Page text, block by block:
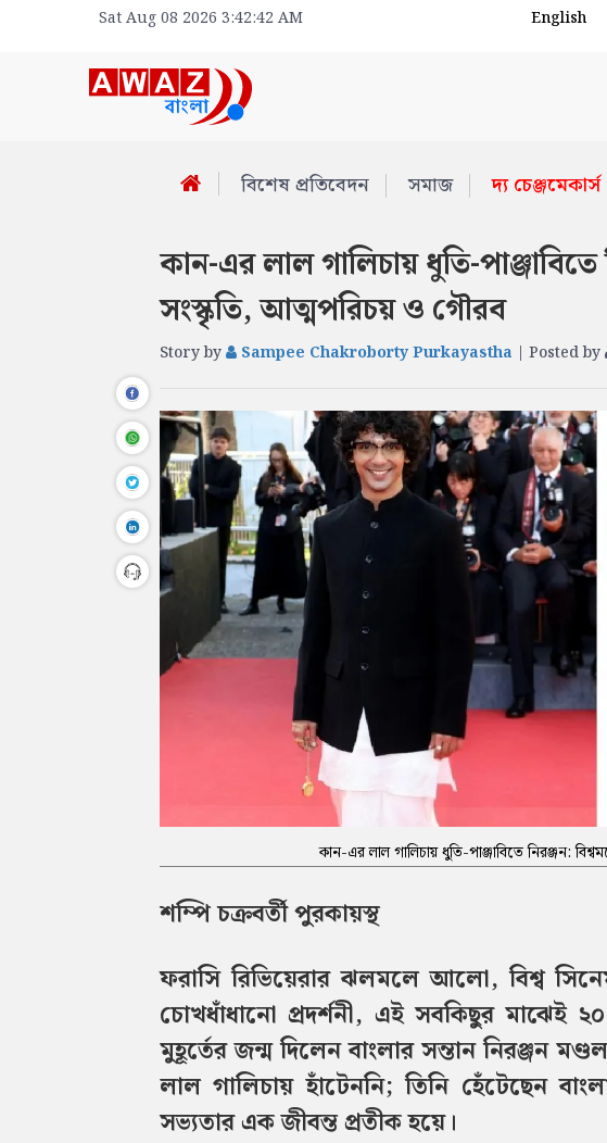
Sat Aug 08 2026 3:42:42 AM English
বিশেষ প্রতিবেদন সমাজ দ্য চেঞ্জমেকার্স
কান-এর লাল গালিচায় ধুতি-পাঞ্জাবিতে
সংস্কৃতি, আত্মপরিচয় ও গৌরব
Story by Sampee Chakroborty Purkayastha | Posted by
কান-এর লাল গালিচায় ধুতি-পাঞ্জাবিতে নিরঞ্জন:
শম্পি চক্রবর্তী পুরকায়স্থ
ফরাসি রিভিয়েরার ঝলমলে আলো, বিশ্ব
চোখধাঁধানো প্রদর্শনী, এই সবকিছুর মাঝেই
মুহূর্তের জন্ম দিলেন বাংলার সন্তান নিরঞ্জন
লাল গালিচায় হাঁটেননি; তিনি হেঁটেছেন
সভ্যতার এক জীবন্ত প্রতীক হয়ে।